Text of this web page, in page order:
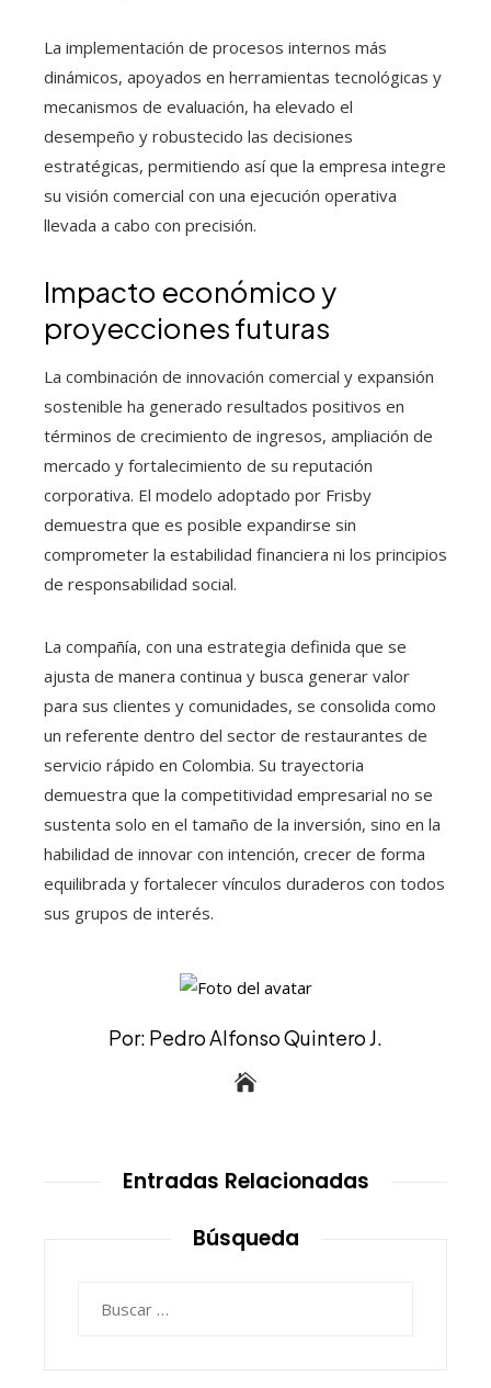
La implementación de procesos internos más
dinámicos, apoyados en herramientas tecnológicas y
mecanismos de evaluación, ha elevado el
desempeño y robustecido las decisiones
estratégicas, permitiendo así que la empresa integre
su visión comercial con una ejecución operativa
llevada a cabo con precisión.
Impacto económico y
proyecciones futuras
La combinación de innovación comercial y expansión
sostenible ha generado resultados positivos en
términos de crecimiento de ingresos, ampliación de
mercado y fortalecimiento de su reputación
corporativa. El modelo adoptado por Frisby
demuestra que es posible expandirse sin
comprometer la estabilidad financiera ni los principios
de responsabilidad social.
La compañía, con una estrategia definida que se
ajusta de manera continua y busca generar valor
para sus clientes y comunidades, se consolida como
un referente dentro del sector de restaurantes de
servicio rápido en Colombia. Su trayectoria
demuestra que la competitividad empresarial no se
sustenta solo en el tamaño de la inversión, sino en la
habilidad de innovar con intención, crecer de forma
equilibrada y fortalecer vínculos duraderos con todos
sus grupos de interés.
Por: Pedro Alfonso Quintero J.
Entradas Relacionadas
Búsqueda